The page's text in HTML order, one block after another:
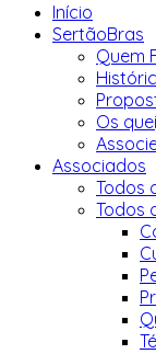
Início
SertãoBras
Quem
Os
Associados
Todos
Todos